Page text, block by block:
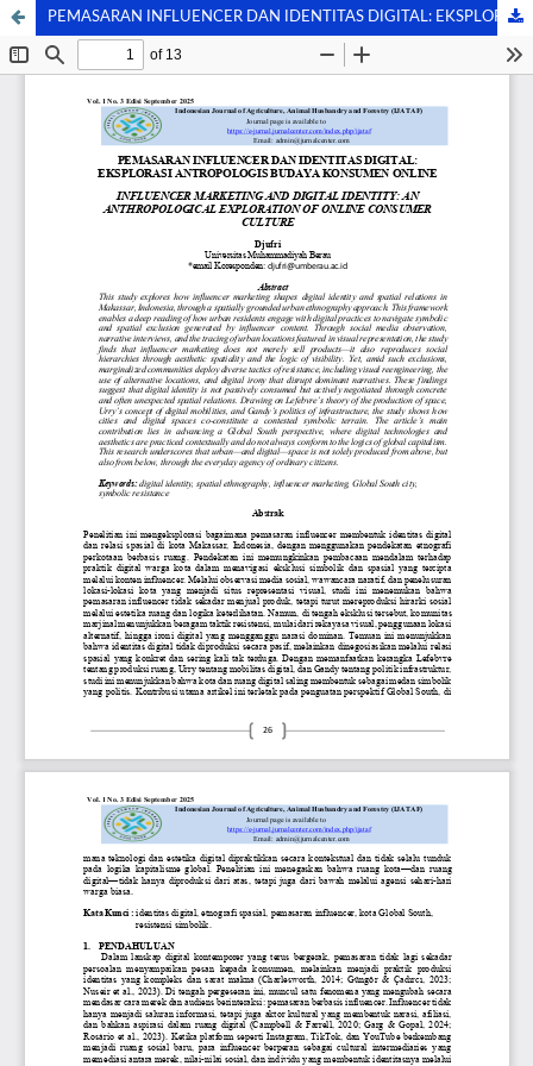
PEMASARAN INFLUENCER DAN IDENTITAS DIGITAL: EKSPLORASI ANTROPOLOGIS BUDAYA KONSUMEN ONLINE